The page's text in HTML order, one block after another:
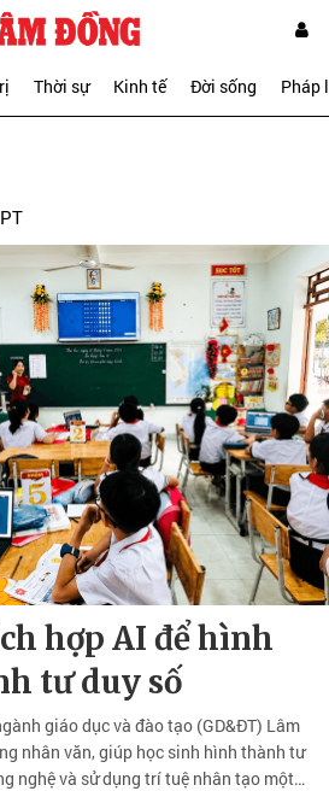
Thời sự Kinh tế Đời sống Pháp
hợp AI để hình
tư duy số
giáo dục và đào tạo (GD&ĐT) Lâm
nhân văn, giúp học sinh hình thành tư
nghệ và sử dụng trí tuệ nhân tạo một